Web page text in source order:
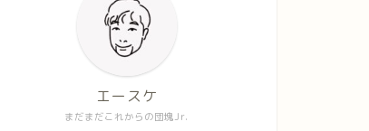
まだまだこれからの団塊Jr.
エースケ